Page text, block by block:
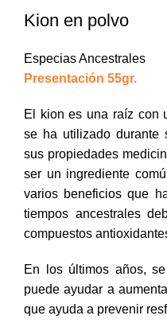
Kion en polvo
Especias Ancestrales
Presentación 55gr.
El kion es una raíz con
se ha utilizado durante
sus propiedades
ser un ingrediente
varios beneficios que
tiempos ancestrales
compuestos
En los últimos años,
puede ayudar a
que ayuda a prevenir